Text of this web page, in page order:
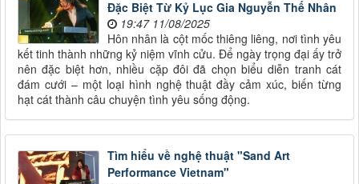
Đặc Biệt Từ Kỷ Lục Gia Nguyễn Thế Nhân
19:47 11/08/2025
Hôn nhân là cột mốc thiêng liêng, nơi tình yêu
kết tinh thành những kỷ niệm vĩnh cửu. Để ngày trọng đại ấy trở
nên đặc biệt hơn, nhiều cặp đôi đã chọn biểu diễn tranh cát
đám cưới – một loại hình nghệ thuật đầy cảm xúc, biến từng
hạt cát thành câu chuyện tình yêu sống động.
Tìm hiểu về nghệ thuật "Sand Art
Performance Vietnam"